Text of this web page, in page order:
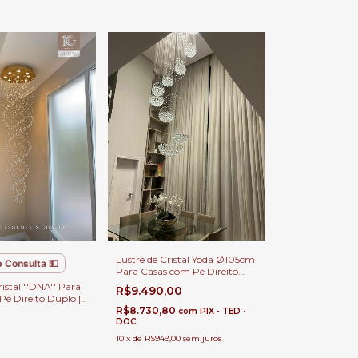
Consulta 💵
''DNA'' Para
Direito Duplo |
Lustre de Cristal Yôda Ø105cm
Para Casas com Pé Direito
Duplo.
R$9.490,00
R$8.730,80 com PIX • TED •
DOC
10 x de R$949,00 sem juros